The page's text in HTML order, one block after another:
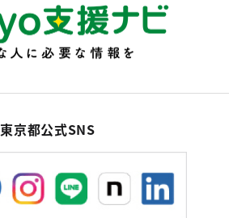
東京都公式SNS